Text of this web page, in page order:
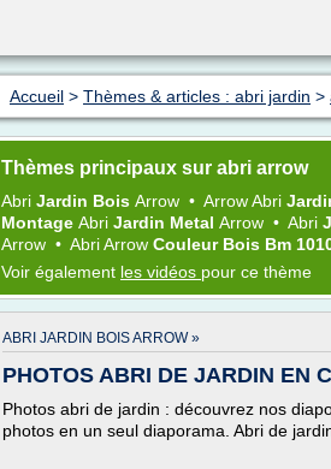
Accueil > Thèmes & articles : abri jardin >
Thèmes principaux sur abri arrow
Abri Jardin Bois Arrow • Arrow Abri
Montage Abri Jardin Metal Arrow • Abri
Arrow • Abri Arrow Couleur Bois Bm
Voir également les vidéos pour ce thème
ABRI JARDIN BOIS ARROW »
PHOTOS ABRI DE JARDIN EN
Photos abri de jardin : découvrez nos
photos en un seul diaporama. Abri de